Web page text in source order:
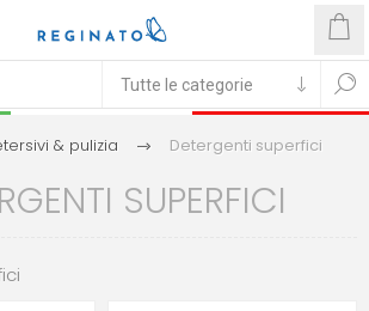
& pulizia Detergenti superfici
SUPERFICI